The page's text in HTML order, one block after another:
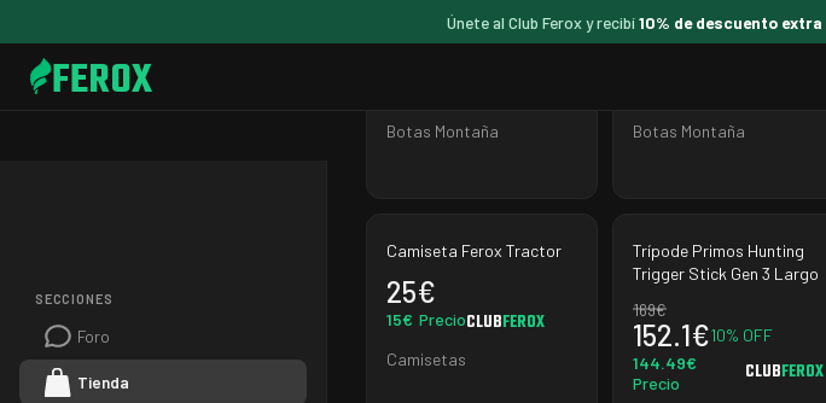
Únete al Club Ferox y recibí10% de descuento extra
FEROX
SECCIONES
Foro
Tienda
Aequilibrium Trek
Carbon/Yellow
269€
Botas Montaña
Black/Yellow
333€
Botas Montaña
Camiseta Ferox Tractor
25€
15€ PrecioCLUBFEROX
Camisetas
Trípode Primos Hunting
Trigger Stick Gen 3 Largo
169€
152.1€10% OFF
144.49€
Precio
CLUBFEROX